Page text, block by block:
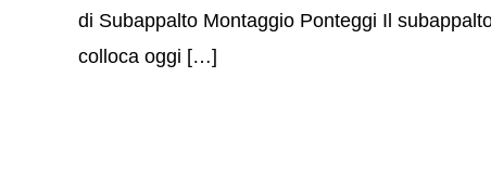
di Subappalto Montaggio Ponteggi Il
colloca oggi […]